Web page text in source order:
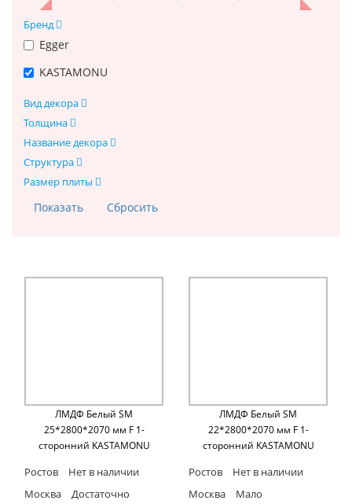
Бренд
Egger
KASTAMONU
Вид декора
Толщина
Название декора
Структура
Размер плиты
ЛМДФ Белый SM
25*2800*2070 мм F 1-
сторонний KASTAMONU
Ростов
Нет в наличии
Москва
Достаточно
ЛМДФ Белый SM
22*2800*2070 мм F 1-
сторонний KASTAMONU
Ростов
Нет в наличии
Москва
Мало